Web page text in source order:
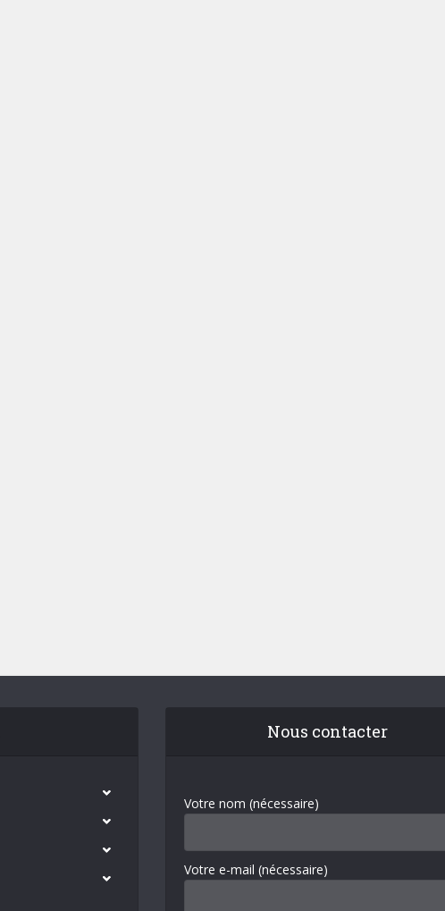
Nous contacter
Votre nom (nécessaire)
Votre e-mail (nécessaire)